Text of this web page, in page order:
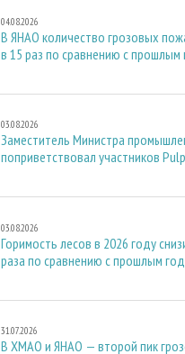
04.08.2026
В ЯНАО количество грозовых
в 15 раз по сравнению с прошлым
03.08.2026
Заместитель Министра
поприветствовал участников
03.08.2026
Горимость лесов в 2026 году
раза по сравнению с прошлым
31.07.2026
В ХМАО и ЯНАО — второй пик